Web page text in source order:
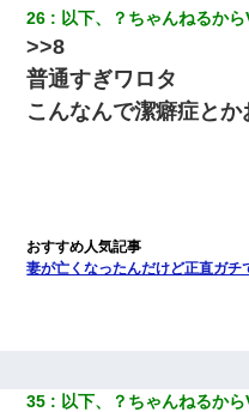
26 以下、？ちゃんねるか
>>8
普通すぎワロタ
こんなんで潔癖症とか
妻が亡くなったんだけど正直ガチ
35 以下、？ちゃんねるか